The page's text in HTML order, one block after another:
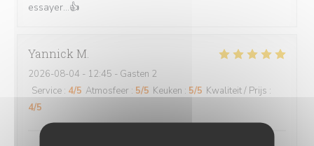
essayer...👍
Yannick M
2026-08-04 - 12:45 - Gasten 2
Service : 4/5 Atmosfeer : 5/5 Keuken : 5/5 Kwaliteit / Prijs :
4/5